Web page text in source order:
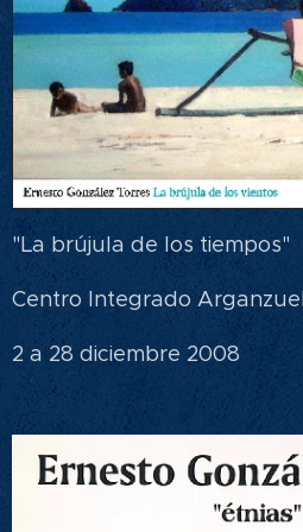
"La brújula de los tiempos"
Centro Integrado
2 a 28 diciembre 2008